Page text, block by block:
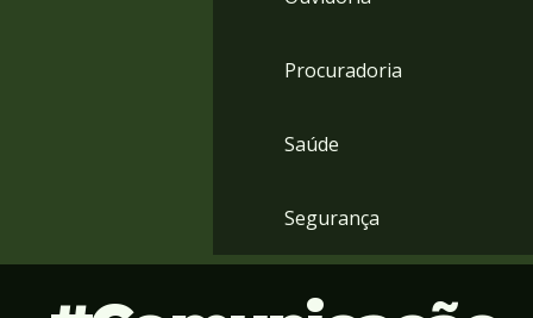
Procuradoria
Saúde
Segurança